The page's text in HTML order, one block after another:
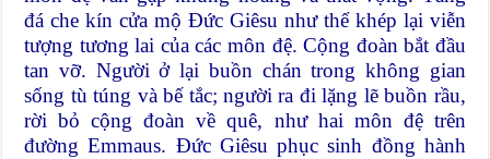
đá che kín cửa mộ Đức Giêsu như thể khép lại viễn
tượng tương lai của các môn đệ. Cộng đoàn bắt đầu
tan vỡ. Người ở lại buồn chán trong không gian
sống tù túng và bế tắc; người ra đi lặng lẽ buồn rầu,
rời bỏ cộng đoàn về quê, như hai môn đệ trên
đường Emmaus. Đức Giêsu phục sinh đồng hành